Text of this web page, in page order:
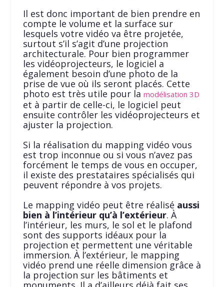
Il est donc important de bien prendre en
compte le volume et la surface sur
lesquels votre vidéo va être projetée,
surtout s’il s’agit d’une projection
architecturale. Pour bien programmer
les vidéoprojecteurs, le logiciel a
également besoin d’une photo de la
prise de vue où ils seront placés. Cette
photo est très utile pour la modélisation 3D
et à partir de celle-ci, le logiciel peut
ensuite contrôler les vidéoprojecteurs et
ajuster la projection.
Si la réalisation du mapping vidéo vous
est trop inconnue ou si vous n’avez pas
forcément le temps de vous en occuper,
il existe des prestataires spécialisés qui
peuvent répondre à vos projets.
Le mapping vidéo peut être réalisé aussi
bien à l’intérieur qu’à l’extérieur. À
l’intérieur, les murs, le sol et le plafond
sont des supports idéaux pour la
projection et permettent une véritable
immersion. À l’extérieur, le mapping
vidéo prend une réelle dimension grâce à
la projection sur les bâtiments et